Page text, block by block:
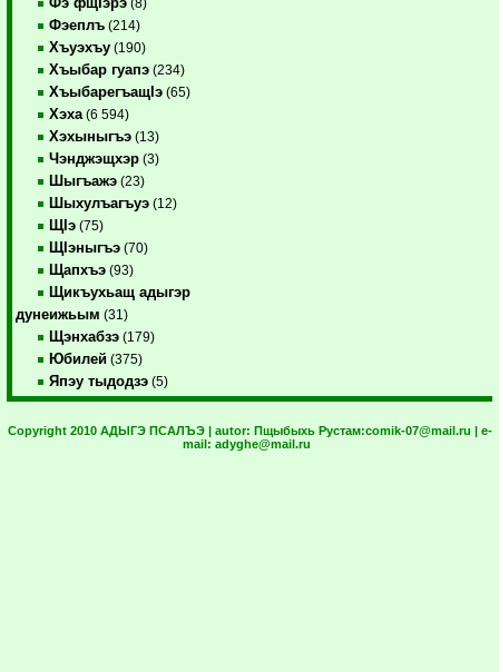
(8)
Фэеплъ (214)
Хъуэхъу (190)
Хъыбар гуапэ (234)
ХъыбарегъащIэ (65)
Хэха (6 594)
Хэхыныгъэ (13)
Чэнджэщхэр (3)
Шыгъажэ (23)
Шыхулъагъуэ (12)
ЩIэ (75)
ЩIэныгъэ (70)
Щапхъэ (93)
Щикъухьащ адыгэр
дунеижьым (31)
Щэнхабзэ (179)
Юбилей (375)
Япэу тыдодзэ (5)
Copyright 2010 АДЫГЭ ПСАЛЪЭ | autor: Пщыбыхь Рустам:comik-07@mail.ru | e-
mail: adyghe@mail.ru